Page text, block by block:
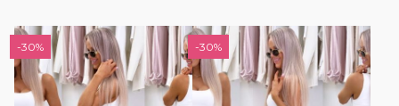
-30% -30%